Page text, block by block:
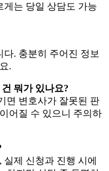
게는 당일 상담도 가능
. 충분히 주어진 정보
.
뭐가 있나요?
면 변호사가 잘못된 판
어질 수 있으니 주의하
제 신청과 진행 시에